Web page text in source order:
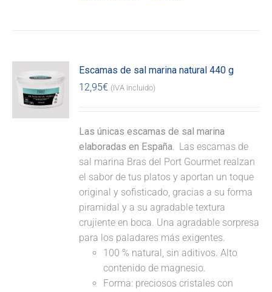
Escamas de sal marina natural 440 g
12,95€ (IVA incluido)
Las únicas escamas de sal marina
elaboradas en España. Las escamas de
sal marina Bras del Port Gourmet realzan
el sabor de tus platos y aportan un toque
original y sofisticado, gracias a su forma
piramidal y a su agradable textura
crujiente en boca. Una agradable sorpresa
para los paladares más exigentes.
100 % natural, sin aditivos. Alto
contenido de magnesio.
Forma: preciosos cristales con